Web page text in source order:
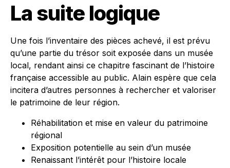
La suite logique
Une fois l’inventaire des pièces achevé, il est prévu
qu’une partie du trésor soit exposée dans un musée
local, rendant ainsi ce chapitre fascinant de l’histoire
française accessible au public. Alain espère que cela
incitera d’autres personnes à rechercher et valoriser
le patrimoine de leur région.
Réhabilitation et mise en valeur du patrimoine
régional
Exposition potentielle au sein d’un musée
Renaissant l’intérêt pour l’histoire locale